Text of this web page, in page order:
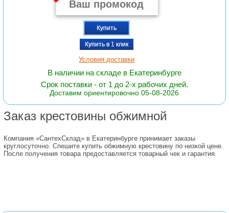
Купить
Купить в 1 клик
Условия доставки
В наличии на складе в Екатеринбурге
Срок поставки - от 1 до 2-х рабочих дней.
Доставим ориентировочно 05-08-2026
Заказ крестовины обжимной
Компания «СантехСклад» в Екатеринбурге принимает заказы
круглосуточно. Спешите купить обжимную крестовину по низкой цене.
После получения товара предоставляется товарный чек и гарантия.